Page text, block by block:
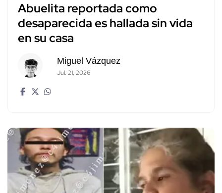
Abuelita reportada como
desaparecida es hallada sin vida
en su casa
Miguel Vázquez
Jul. 21, 2026